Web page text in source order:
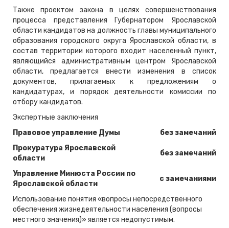
Также проектом закона в целях совершенствования
процесса представления Губернатором Ярославской
области кандидатов на должность главы муниципального
образования городского округа Ярославской области, в
состав территории которого входит населенный пункт,
являющийся административным центром Ярославской
области, предлагается внести изменения в список
документов, прилагаемых к предложениям о
кандидатурах, и порядок деятельности комиссии по
отбору кандидатов.
Экспертные заключения
Правовое управление Думы
без замечаний
Прокуратура Ярославской
области
без замечаний
Управление Минюста России по
Ярославской области
с замечаниями
Использование понятия «вопросы непосредственного
обеспечения жизнедеятельности населения (вопросы
местного значения)» является недопустимым.